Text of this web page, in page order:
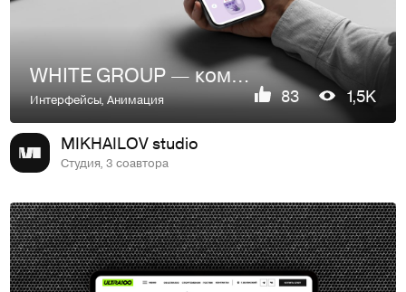
WHITE GROUP — компания-производитель бытовой химии
Интерфейсы,Анимация 83 1,5K
MIKHAILOV studio
Студия, 3 соавтора